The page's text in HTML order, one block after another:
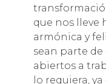
que nos lleve
armónica y
sean parte de
abiertos a
lo requiera,